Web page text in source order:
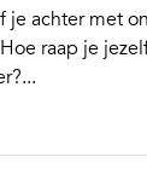
je achter met
raap je